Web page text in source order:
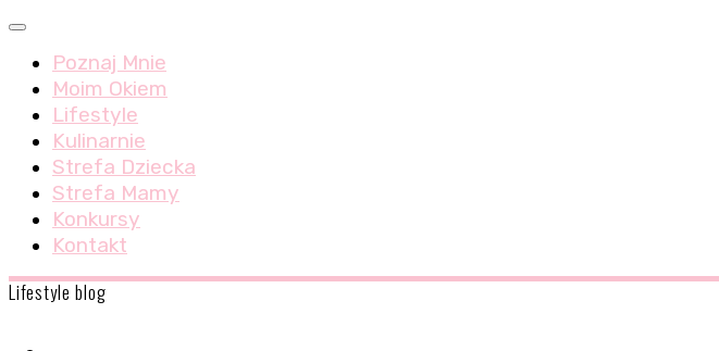
Skip
content
Menu
Poznaj Mnie
Moim Okiem
Lifestyle
Kulinarnie
Strefa Dziecka
Strefa Mamy
Konkursy
Kontakt
Lifestyle blog